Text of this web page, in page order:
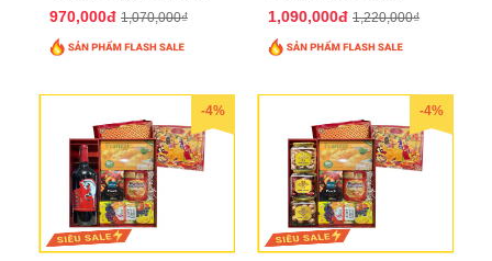
970,000đ 1,070,000₫ 1,090,000đ 1,220,000₫
-4% -4%